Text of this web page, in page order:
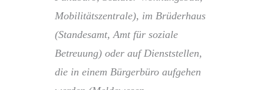
Mobilitätszentrale), im Brüderhaus
(Standesamt, Amt für soziale
Betreuung) oder auf Dienststellen,
die in einem Bürgerbüro aufgehen